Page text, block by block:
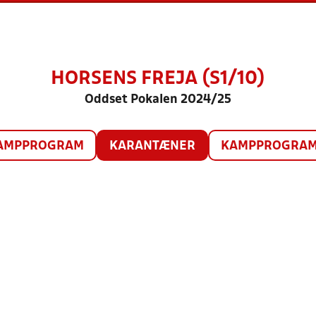
HORSENS FREJA (S1/10)
Oddset Pokalen 2024/25
KARANTÆNER